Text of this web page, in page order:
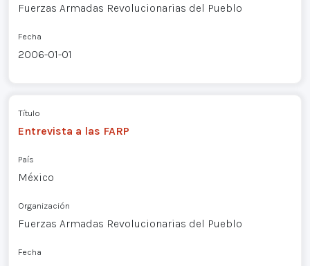
Fuerzas Armadas Revolucionarias del Pueblo
Fecha
2006-01-01
Título
Entrevista a las FARP
País
México
Organización
Fuerzas Armadas Revolucionarias del Pueblo
Fecha